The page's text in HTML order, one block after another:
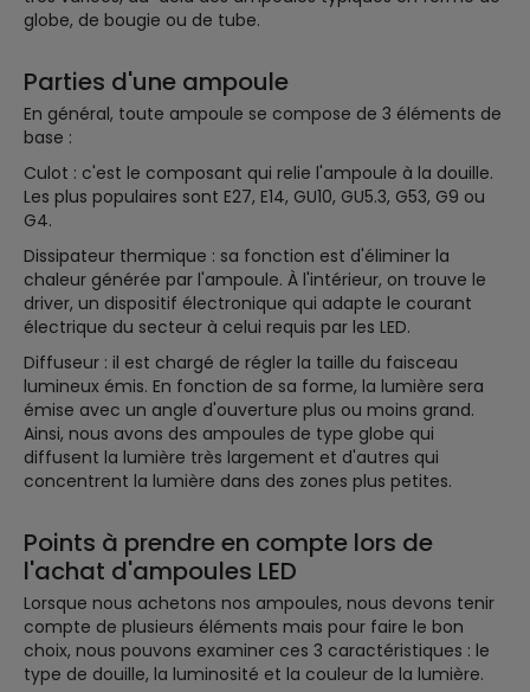
globe, de bougie ou de tube.
Parties d'une ampoule
En général, toute ampoule se compose de 3 éléments de
base :
Culot : c'est le composant qui relie l'ampoule à la douille.
Les plus populaires sont E27, E14, GU10, GU5.3, G53, G9 ou
G4.
Dissipateur thermique : sa fonction est d'éliminer la
chaleur générée par l'ampoule. À l'intérieur, on trouve le
driver, un dispositif électronique qui adapte le courant
électrique du secteur à celui requis par les LED.
Diffuseur : il est chargé de régler la taille du faisceau
lumineux émis. En fonction de sa forme, la lumière sera
émise avec un angle d'ouverture plus ou moins grand.
Ainsi, nous avons des ampoules de type globe qui
diffusent la lumière très largement et d'autres qui
concentrent la lumière dans des zones plus petites.
Points à prendre en compte lors de
l'achat d'ampoules LED
Lorsque nous achetons nos ampoules, nous devons tenir
compte de plusieurs éléments mais pour faire le bon
choix, nous pouvons examiner ces 3 caractéristiques : le
type de douille, la luminosité et la couleur de la lumière.